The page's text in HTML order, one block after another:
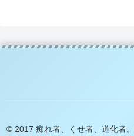
© 2017 痴れ者、くせ者、道化者